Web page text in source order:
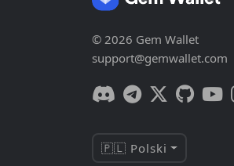
© 2026 Gem Wallet
support@gemwallet.com
🇵🇱 Polski